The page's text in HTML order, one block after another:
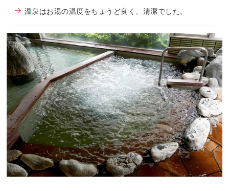
温泉はお湯の温度をちょうど良く、清潔でした。